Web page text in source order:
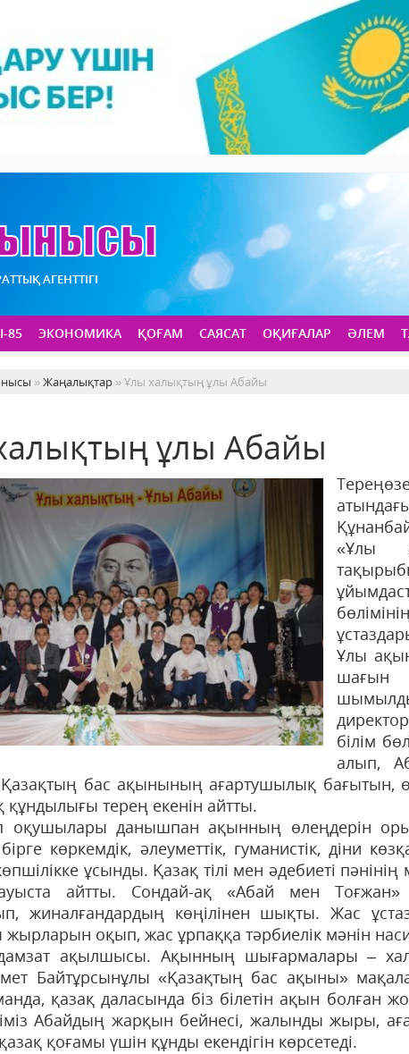
АГЕНТТІГІ
85 ЭКОНОМИКА ҚОҒАМ САЯСАТ ОҚИҒАЛАР ӘЛЕМ
»Жаңалықтар » Ұлы халықтың ұлы Абайы
ұлы Абайы
«Ұлы
Ұлы
шағын
білім
алып,
бас ақынының ағартушылық бағытын,
құндылығы терең екенін айтты.
оқушылары данышпан ақынның өлеңдерін
көркемдік, әлеуметтік, гуманистік, діни
ұсынды. Қазақ тілі мен әдебиеті
айтты. Сондай-ақ «Абай мен Тоғжан»
жиналғандардың көңілінен шықты. Жас
жырларын оқып, жас ұрпаққа тәрбиелік мәнін
ақылшысы. Ақынның шығармалары –
Байтұрсынұлы «Қазақтың бас ақыны»
қазақ даласында біз білетін ақын болған
Абайдың жарқын бейнесі, жалынды жыры,
қоғамы үшін құнды екендігін көрсетеді.